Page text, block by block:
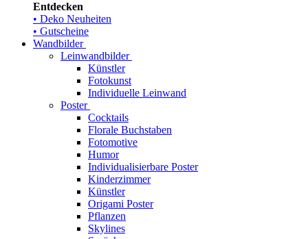
Entdecken
• Deko Neuheiten
• Gutscheine
Wandbilder
Leinwandbilder
Künstler
Fotokunst
Individuelle Leinwand
Poster
Cocktails
Florale Buchstaben
Fotomotive
Humor
Individualisierbare Poster
Kinderzimmer
Künstler
Origami Poster
Pflanzen
Skylines